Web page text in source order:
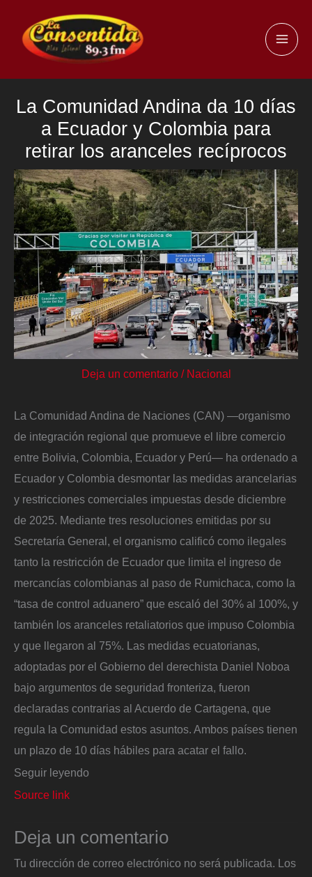
contenido
La Comunidad Andina da 10 días
a Ecuador y Colombia para
retirar los aranceles recíprocos
Deja un comentario / Nacional
La Comunidad Andina de Naciones (CAN) —organismo
de integración regional que promueve el libre comercio
entre Bolivia, Colombia, Ecuador y Perú— ha ordenado a
Ecuador y Colombia desmontar las medidas arancelarias
y restricciones comerciales impuestas desde diciembre
de 2025. Mediante tres resoluciones emitidas por su
Secretaría General, el organismo calificó como ilegales
tanto la restricción de Ecuador que limita el ingreso de
mercancías colombianas al paso de Rumichaca, como la
“tasa de control aduanero” que escaló del 30% al 100%, y
también los aranceles retaliatorios que impuso Colombia
y que llegaron al 75%. Las medidas ecuatorianas,
adoptadas por el Gobierno del derechista Daniel Noboa
bajo argumentos de seguridad fronteriza, fueron
declaradas contrarias al Acuerdo de Cartagena, que
regula la Comunidad estos asuntos. Ambos países tienen
un plazo de 10 días hábiles para acatar el fallo.
Seguir leyendo
Source link
Deja un comentario
Tu dirección de correo electrónico no será publicada. Los